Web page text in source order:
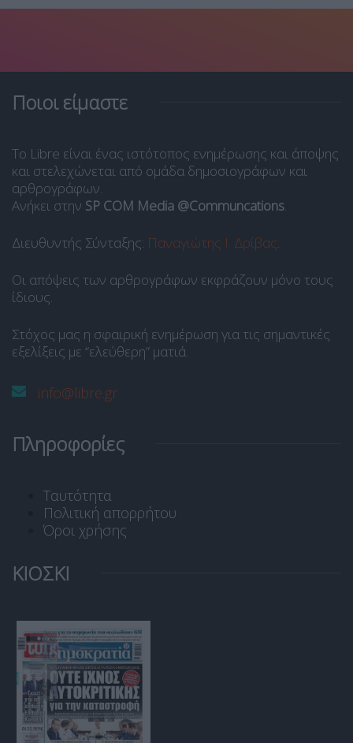
Ποιοι είμαστε
Το Libre είναι ένας ιστότοπος ενημέρωσης και άποψης
και στελεχώνεται από ομάδα δημοσιογράφων και
αρθρογράφων.
Ανήκει στην SP COM Media @Communcations.
Διευθυντής Σύνταξης: Παναγιώτης Ι. Δρίβας.
Οι απόψεις των αρθρογράφων εκφράζουν μόνο τους
ίδιους.
Στόχος μας η σφαιρική ενημέρωση για τις σημαντικές
εξελίξεις με “ελεύθερη” ματιά.
info@libre.gr
Πληροφορίες
Ταυτότητα
Πολιτική απορρήτου
Όροι χρήσης
ΚΙΟΣΚΙ